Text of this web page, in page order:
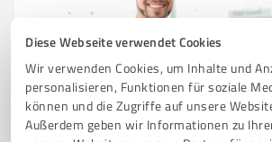
Diese Webseite verwendet Cookies
Wir verwenden Cookies, um Inhalte und
personalisieren, Funktionen für soziale
können und die Zugriffe auf unsere
Außerdem geben wir Informationen zu
Sie möchten auch hier gelistet